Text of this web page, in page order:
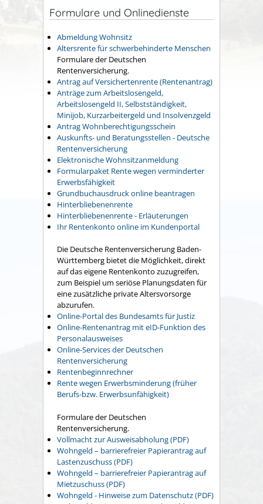
Formulare und Onlinedienste
Abmeldung Wohnsitz
Altersrente für schwerbehinderte Menschen
Formulare der Deutschen
Rentenversicherung.
Antrag auf Versichertenrente (Rentenantrag)
Anträge zum Arbeitslosengeld,
Arbeitslosengeld II, Selbstständigkeit,
Minijob, Kurzarbeitergeld und Insolvenzgeld
Antrag Wohnberechtigungsschein
Auskunfts- und Beratungsstellen - Deutsche
Rentenversicherung
Elektronische Wohnsitzanmeldung
Formularpaket Rente wegen verminderter
Erwerbsfähigkeit
Grundbuchausdruck online beantragen
Hinterbliebenenrente
Hinterbliebenenrente - Erläuterungen
Ihr Rentenkonto online im Kundenportal
Die Deutsche Rentenversicherung Baden-
Württemberg bietet die Möglichkeit, direkt
auf das eigene Rentenkonto zuzugreifen,
zum Beispiel um seriöse Planungsdaten für
eine zusätzliche private Altersvorsorge
abzurufen.
Online-Portal des Bundesamts für Justiz
Online-Rentenantrag mit eID-Funktion des
Personalausweises
Online-Services der Deutschen
Rentenversicherung
Rentenbeginnrechner
Rente wegen Erwerbsminderung (früher
Berufs-bzw. Erwerbsunfähigkeit)
Formulare der Deutschen
Rentenversicherung.
Vollmacht zur Ausweisabholung (PDF)
Wohngeld – barrierefreier Papierantrag auf
Lastenzuschuss (PDF)
Wohngeld – barrierefreier Papierantrag auf
Mietzuschuss (PDF)
Wohngeld - Hinweise zum Datenschutz (PDF)